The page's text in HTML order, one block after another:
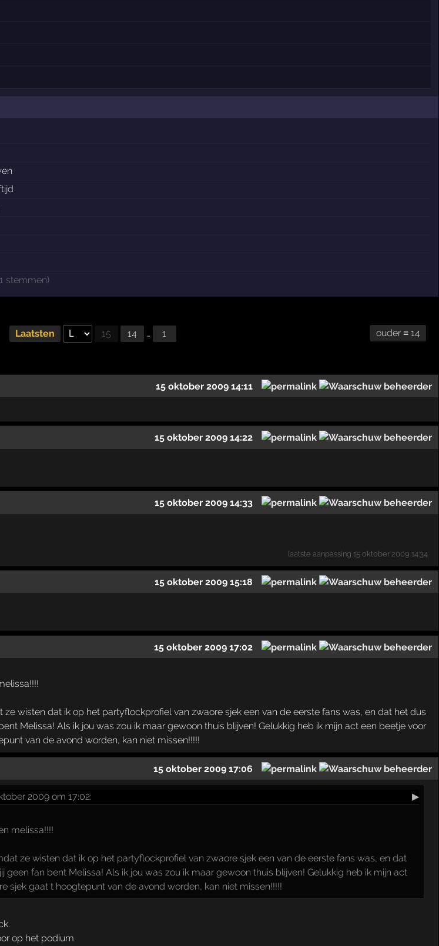
stemmen)
Laatsten 15 14 … 1 ouder ≡ 14
15 oktober 2009 14:11
15 oktober 2009 14:22
15 oktober 2009 14:33
laatste aanpassing 15 oktober 2009 14:34
15 oktober 2009 15:18
15 oktober 2009 17:02
wisten dat ik op het partyflockprofiel van zwaore sjek een van de eerste fans was, en dat het dus
Melissa! Als ik jou was zou ik maar gewoon thuis blijven! Gelukkig heb ik mijn act een beetje voor
van de avond worden, kan niet missen!!!!!
15 oktober 2009 17:06
2009 om 17:02:
▶
melissa!!!!
ze wisten dat ik op het partyflockprofiel van zwaore sjek een van de eerste fans was, en dat
geen fan bent Melissa! Als ik jou was zou ik maar gewoon thuis blijven! Gelukkig heb ik mijn act
sjek gaat t hoogtepunt van de avond worden, kan niet missen!!!!!
op het podium.